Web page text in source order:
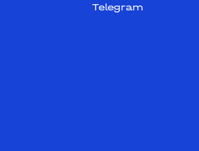
Telegram